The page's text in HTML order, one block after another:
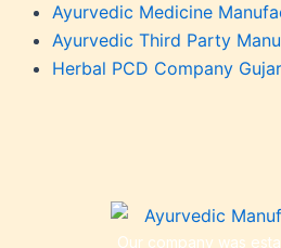
Ayurvedic Medicine
Ayurvedic Third Party
Herbal PCD Company
Our company was